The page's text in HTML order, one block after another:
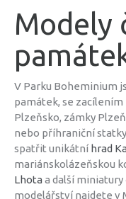
Modely
V Parku Boheminium
památek, se
Plzeňsko, zámky
nebo příhraniční
spatřit unikátní hrad
mariánskolázeňskou
Lhota a další miniatury
modelářství najdete v